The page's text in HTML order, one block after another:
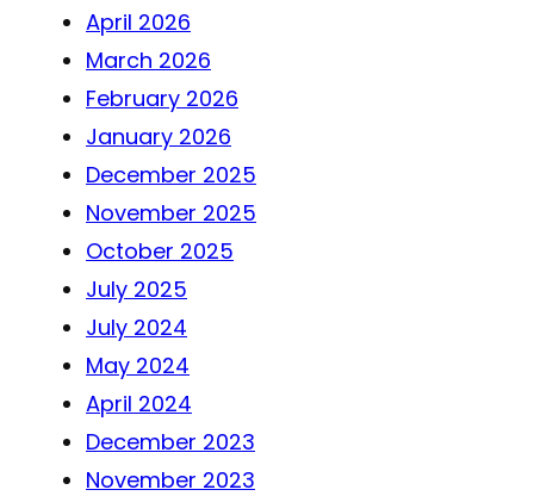
April 2026
March 2026
February 2026
January 2026
December 2025
November 2025
October 2025
July 2025
July 2024
May 2024
April 2024
December 2023
November 2023